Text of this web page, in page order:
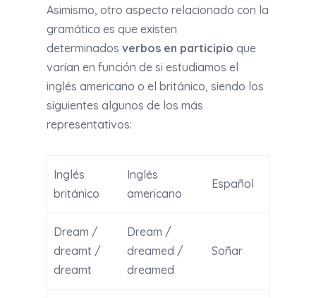
Asimismo, otro aspecto relacionado con la
gramática es que existen
determinados verbos en participio que
varían en función de si estudiamos el
inglés americano o el británico, siendo los
siguientes algunos de los más
representativos:
Inglés
británico
Inglés
americano
Español
Dream /
dreamt /
dreamt
Dream /
dreamed /
dreamed
Soñar